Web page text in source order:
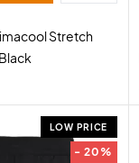
Stretch
LOW PRICE
- 20%